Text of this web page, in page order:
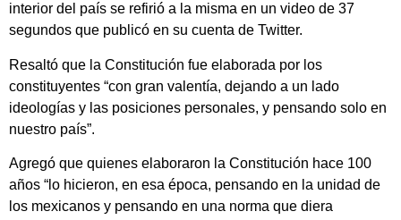
interior del país se refirió a la misma en un video de 37
segundos que publicó en su cuenta de Twitter.
Resaltó que la Constitución fue elaborada por los
constituyentes “con gran valentía, dejando a un lado
ideologías y las posiciones personales, y pensando solo en
nuestro país”.
Agregó que quienes elaboraron la Constitución hace 100
años “lo hicieron, en esa época, pensando en la unidad de
los mexicanos y pensando en una norma que diera